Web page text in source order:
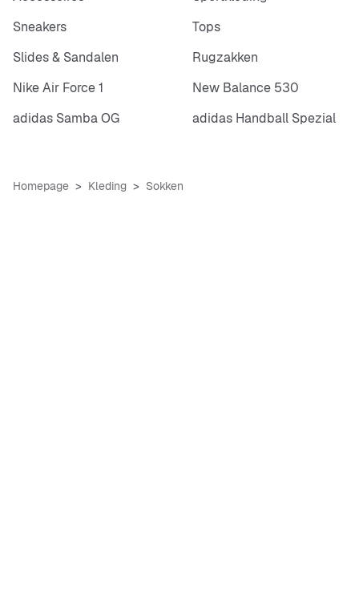
Sneakers
Tops
Slides & Sandalen
Rugzakken
Nike Air Force 1
New Balance 530
adidas Samba OG
adidas Handball Spezial
Homepage Kleding Sokken